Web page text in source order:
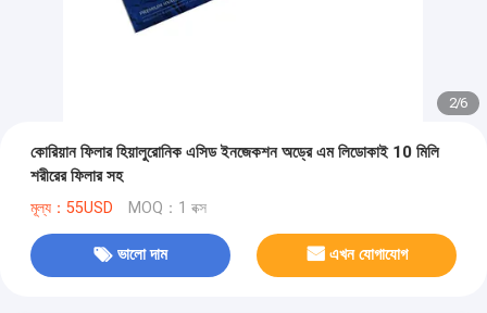
2/6
কোরিয়ান ফিলার হিয়ালুরোনিক এসিড ইনজেকশন অড্রে এম লিডোকাই 10 মিলি
শরীরের ফিলার সহ
মূল্য：55USD MOQ：1 বক্স
ভালো দাম এখন যোগাযোগ